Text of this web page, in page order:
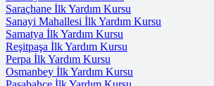
Saraçhane İlk Yardım Kursu
Sanayi Mahallesi İlk Yardım Kursu
Samatya İlk Yardım Kursu
Reşitpaşa İlk Yardım Kursu
Perpa İlk Yardım Kursu
Osmanbey İlk Yardım Kursu